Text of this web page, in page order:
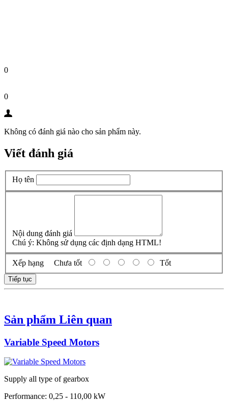
0
0
Không có đánh giá nào cho sản phẩm này.
Viết đánh giá
Họ tên
Nội dung đánh giá
Chú ý: Không sử dụng các định dạng HTML!
Xếp hạng Chưa tốt Tốt
Tiếp tục
Sản phẩm Liên quan
Variable Speed Motors
Supply all type of gearbox
Performance: 0,25 - 110,00 kW